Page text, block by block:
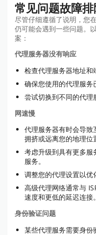
常见问题故障
尽管仔细遵循了说明，您
仍可能会遇到一些问题。
案：
代理服务器没有响应
检查代理服务器地址和
确保您使用的代理服务
尝试切换到不同的代理
网速慢
代理服务器有时会导
拥挤或远离您的地理位
考虑升级到具有更多服
服务。
调整您的代理设置以优
高级代理网络通常与
速度和更低的延迟连接。
身份验证问题
某些代理服务需要身份